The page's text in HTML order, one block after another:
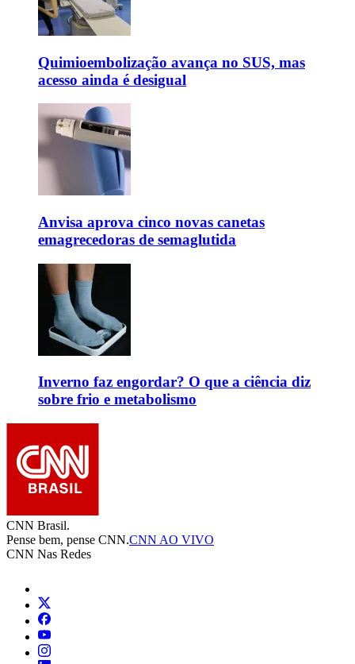
Quimioembolização avança no SUS, mas
acesso ainda é desigual
Anvisa aprova cinco novas canetas
emagrecedoras de semaglutida
Inverno faz engordar? O que a ciência diz
sobre frio e metabolismo
CNN Brasil.
Pense bem, pense CNN.CNN AO VIVO
CNN Nas Redes